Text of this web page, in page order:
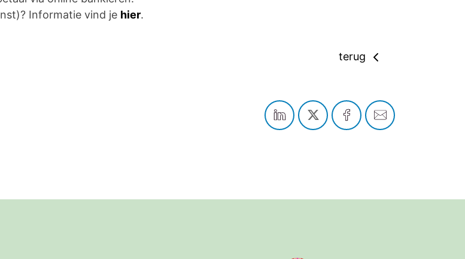
Informatie vind je hier.
terug